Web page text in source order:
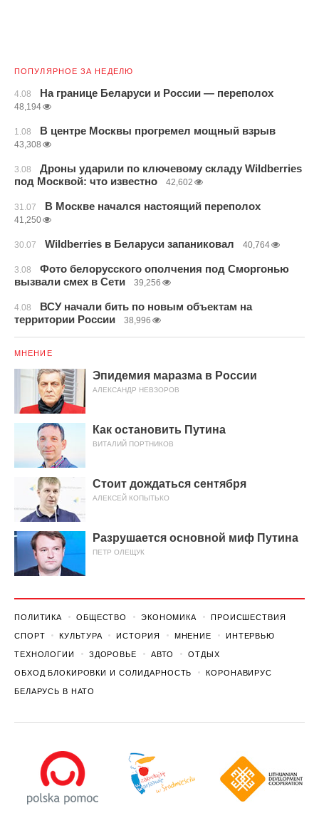
ПОПУЛЯРНОЕ ЗА НЕДЕЛЮ
4.08 На границе Беларуси и России — переполох
48,194
1.08 В центре Москвы прогремел мощный взрыв
43,308
3.08
Дроны ударили по ключевому складу Wildberries
под Москвой: что известно
42,602
31.07 В Москве начался настоящий переполох
41,250
30.07 Wildberries в Беларуси запаниковал 40,764
3.08
Фото белорусского ополчения под Сморгонью
вызвали смех в Сети
39,256
4.08
ВСУ начали бить по новым объектам на
территории России
38,996
МНЕНИЕ
Эпидемия маразма в России
АЛЕКСАНДР НЕВЗОРОВ
Как остановить Путина
ВИТАЛИЙ ПОРТНИКОВ
Стоит дождаться сентября
АЛЕКСЕЙ КОПЫТЬКО
Разрушается основной миф Путина
ПЕТР ОЛЕЩУК
ПОЛИТИКА ОБЩЕСТВО ЭКОНОМИКА ПРОИСШЕСТВИЯ
СПОРТ КУЛЬТУРА ИСТОРИЯ МНЕНИЕ ИНТЕРВЬЮ
ТЕХНОЛОГИИ ЗДОРОВЬЕ АВТО ОТДЫХ
ОБХОД БЛОКИРОВКИ И СОЛИДАРНОСТЬ КОРОНАВИРУС
БЕЛАРУСЬ В НАТО